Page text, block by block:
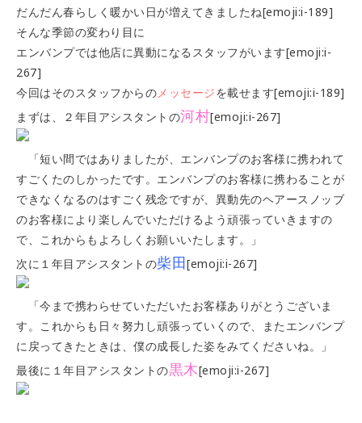
だんだん春らしく暖かい日が増えてきましたね[emoji:i-189]
そんな季節の変わり目に
エンバンプでは他店に異動になるスタッフがいます[emoji:i-
267]
今回はそのスタッフからのメッセージを載せます[emoji:i-189]
まずは、２年目アシスタントの河村[emoji:i-267]
「短い間ではありましたが、エンバンプのお客様に携われて
すごくたのしかったです。エンバンプのお客様に携わることが
できなくなるのはすごく残念ですが、異動先のヘアースノッブ
のお客様により楽しんでいただけるよう頑張っていきますの
で、これからもよろしくお願いいたします。」
次に１年目アシスタントの柴田[emoji:i-267]
「今まで携わらせていただいたお客様ありがとうございま
す。これからも日々努力し頑張っていくので、またエンバンプ
に戻ってきたときは、僕の成長した姿をみてくださいね。」
最後に１年目アシスタントの黒木[emoji:i-267]